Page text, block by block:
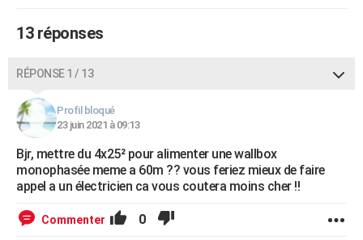
13 réponses
RÉPONSE 1 / 13
Profil bloqué
23 juin 2021 à 09:13
Bjr, mettre du 4x25² pour alimenter une wallbox
monophasée meme a 60m ?? vous feriez mieux de faire
appel a un électricien ca vous coutera moins cher !!
Commenter 0